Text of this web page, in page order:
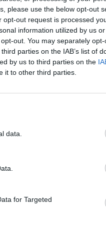
please use the below opt-out
out request is processed
information utilized by us
out. You may separately
parties on the IAB’s list of
by us to third parties on the
it to other third parties.
data.
for Targeted
az EU-ban. Erre
Európai Bizottság
Vagyis a nagy
Ettől ugyanis
esetleges
akkor a JP Morgan
a New York Times írta
az eddigi legvitatottabb
melynek olvasása